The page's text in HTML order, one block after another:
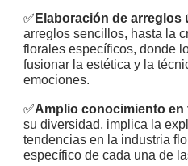
✅ Elaboración de arreglos
arreglos sencillos, hasta la
florales específicos, donde
fusionar la estética y la
emociones.
✅Amplio conocimiento en
su diversidad, implica la
tendencias en la industria
específico de cada una de